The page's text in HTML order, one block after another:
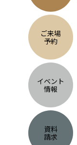
ご来場
予約
イベント
情報
資料
請求